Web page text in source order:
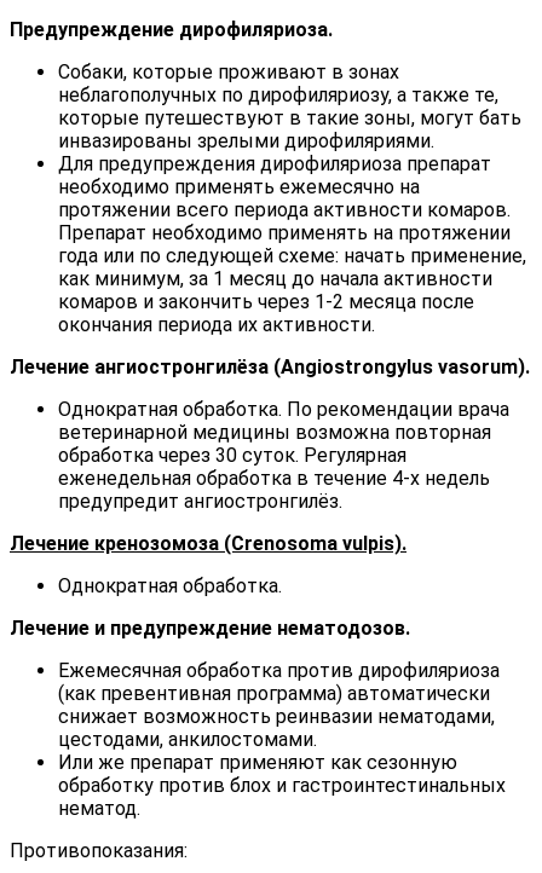
Предупреждение дирофиляриоза.
Собаки, которые проживают в зонах
неблагополучных по дирофиляриозу, а также те,
которые путешествуют в такие зоны, могут бать
инвазированы зрелыми дирофиляриями.
Для предупреждения дирофиляриоза препарат
необходимо применять ежемесячно на
протяжении всего периода активности комаров.
Препарат необходимо применять на протяжении
года или по следующей схеме: начать применение,
как минимум, за 1 месяц до начала активности
комаров и закончить через 1-2 месяца после
окончания периода их активности.
Лечение ангиостронгилёза (Angiostrongylus vasorum).
Однократная обработка. По рекомендации врача
ветеринарной медицины возможна повторная
обработка через 30 суток. Регулярная
еженедельная обработка в течение 4-х недель
предупредит ангиостронгилёз.
Лечение кренозомоза (Crenosoma vulpis).
Однократная обработка.
Лечение и предупреждение нематодозов.
Ежемесячная обработка против дирофиляриоза
(как превентивная программа) автоматически
снижает возможность реинвазии нематодами,
цестодами, анкилостомами.
Или же препарат применяют как сезонную
обработку против блох и гастроинтестинальных
нематод.
Противопоказания: